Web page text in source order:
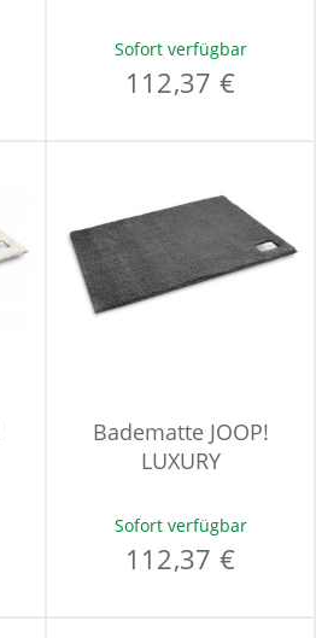
Sofort verfügbar
112,37 €
Badematte JOOP!
LUXURY
Sofort verfügbar
112,37 €